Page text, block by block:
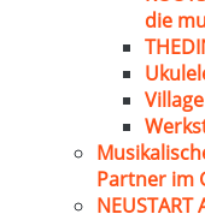
die
Partner im
NEUSTART